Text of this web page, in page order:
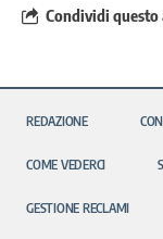
Condividi
REDAZIONE
COME VEDERCI
GESTIONE RECLAMI